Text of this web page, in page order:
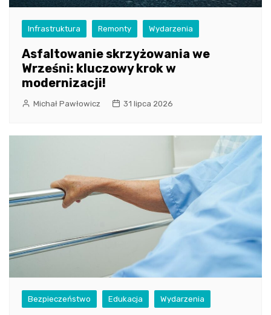
Infrastruktura Remonty Wydarzenia
Asfaltowanie skrzyżowania we
Wrześni: kluczowy krok w
modernizacji!
Michał Pawłowicz 31 lipca 2026
Bezpieczeństwo Edukacja Wydarzenia